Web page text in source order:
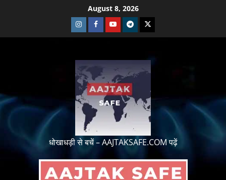
August 8, 2026
धोखाधड़ी से बचें – AAJTAKSAFE.COM पढ़ें